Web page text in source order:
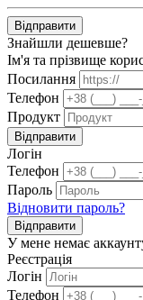
Відправити
Знайшли дешевше?
Ім'я та прізвище
Посилання
Телефон
Продукт
Відправити
Логін
Телефон
Пароль
Відновити пароль?
Відправити
У мене немає
Реєстрація
Логін
Телефон